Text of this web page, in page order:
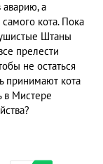
а
кота. Пока
Штаны
прелести
не остаться
принимают кота
в Мистере